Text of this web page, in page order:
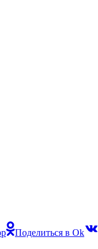
Поделиться в Ok